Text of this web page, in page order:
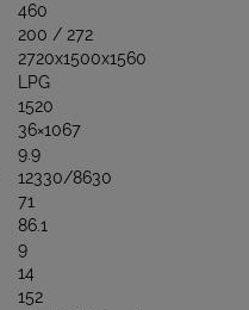
460
200 / 272
2720x1500x1560
LPG
1520
36×1067
9.9
12330/8630
71
86.1
9
14
152